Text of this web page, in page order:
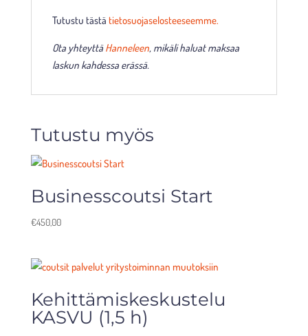
Tutustu tästä tietosuojaselosteeseemme.
Ota yhteyttä Hanneleen, mikäli haluat maksaa
laskun kahdessa erässä.
Tutustu myös
Businesscoutsi Start
€450,00
Kehittämiskeskustelu
KASVU (1,5 h)